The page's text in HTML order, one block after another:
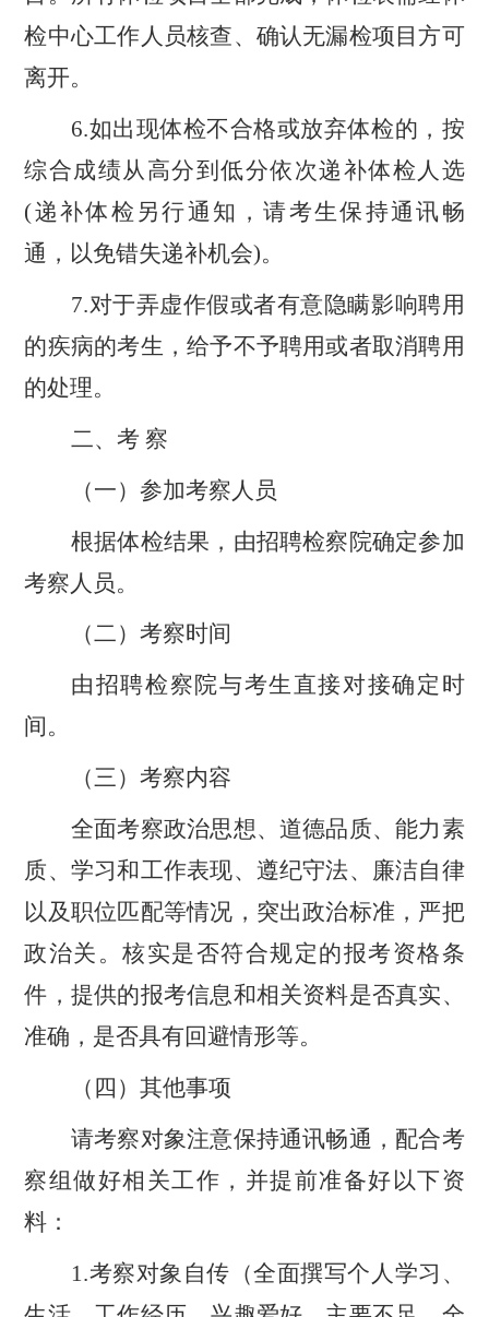
检中心工作人员核查、确认无漏检项目方可
离开。
6.如出现体检不合格或放弃体检的，按
综合成绩从高分到低分依次递补体检人选
(递补体检另行通知，请考生保持通讯畅
通，以免错失递补机会)。
7.对于弄虚作假或者有意隐瞒影响聘用
的疾病的考生，给予不予聘用或者取消聘用
的处理。
二、考 察
（一）参加考察人员
根据体检结果，由招聘检察院确定参加
考察人员。
（二）考察时间
由招聘检察院与考生直接对接确定时
间。
（三）考察内容
全面考察政治思想、道德品质、能力素
质、学习和工作表现、遵纪守法、廉洁自律
以及职位匹配等情况，突出政治标准，严把
政治关。核实是否符合规定的报考资格条
件，提供的报考信息和相关资料是否真实、
准确，是否具有回避情形等。
（四）其他事项
请考察对象注意保持通讯畅通，配合考
察组做好相关工作，并提前准备好以下资
料：
1.考察对象自传（全面撰写个人学习、